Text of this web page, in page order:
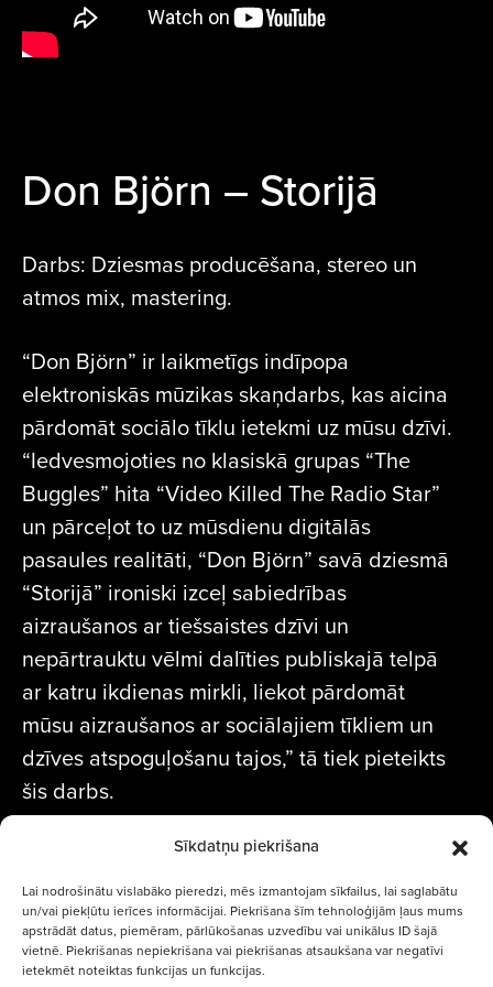
Sīkdatņu piekrišana
Lai nodrošinātu vislabāko pieredzi, mēs izmantojam sīkfailus, lai saglabātu
un/vai piekļūtu ierīces informācijai. Piekrišana šīm tehnoloģijām ļaus mums
apstrādāt datus, piemēram, pārlūkošanas uzvedību vai unikālus ID šajā
vietnē. Piekrišanas nepiekrišana vai piekrišanas atsaukšana var negatīvi
ietekmēt noteiktas funkcijas un funkcijas.
Don Björn – Storijā
Darbs: Dziesmas producēšana, stereo un
atmos mix, mastering.
“Don Björn” ir laikmetīgs indīpopa
elektroniskās mūzikas skaņdarbs, kas aicina
pārdomāt sociālo tīklu ietekmi uz mūsu dzīvi.
“Iedvesmojoties no klasiskā grupas “The
Buggles” hita “Video Killed The Radio Star”
un pārceļot to uz mūsdienu digitālās
pasaules realitāti, “Don Björn” savā dziesmā
“Storijā” ironiski izceļ sabiedrības
aizraušanos ar tiešsaistes dzīvi un
nepārtrauktu vēlmi dalīties publiskajā telpā
ar katru ikdienas mirkli, liekot pārdomāt
mūsu aizraušanos ar sociālajiem tīkliem un
dzīves atspoguļošanu tajos,” tā tiek pieteikts
šis darbs.